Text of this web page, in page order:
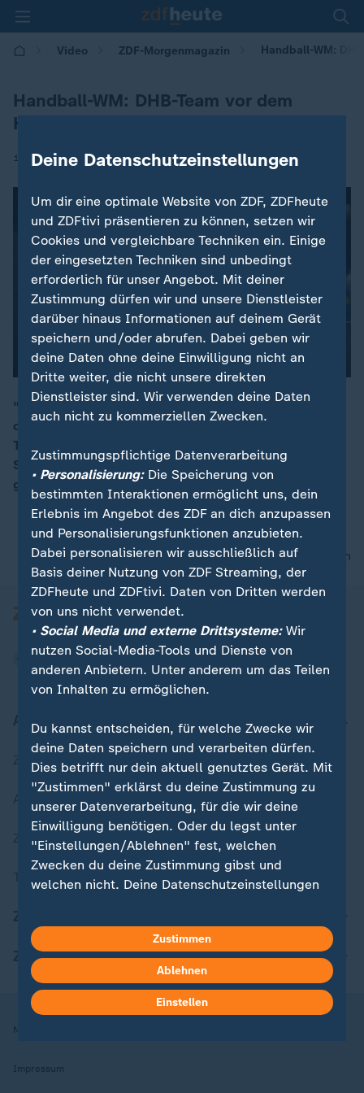
Video ZDF-Morgenmagazin Handball-WM:
Handball-WM: DHB-Team vor dem
Halbfinale
12.12.2025 | 05:30
"Wir machen alles mit Energie, dann gucken wir, was
dabei herauskommt", sagt Anja Althaus,
Teammanagerin des deutschen Frauenteams. Die
Spielerinnen haben es ins Halbfinale gegen Frankreich
geschafft.
nach oben
Aktuell bei ZDFheute
Zuletzt veröffentlicht
Aktuelle Sendungs-Videos
ZDFheute Stories
Themen im Überblick
ZDFheute Apps
Nutzungsbedingungen
Impressum
Deine Datenschutzeinstellungen
Um dir eine optimale Website von ZDF, ZDFheute
und ZDFtivi präsentieren zu können, setzen wir
Cookies und vergleichbare Techniken ein. Einige
der eingesetzten Techniken sind unbedingt
erforderlich für unser Angebot. Mit deiner
Zustimmung dürfen wir und unsere Dienstleister
darüber hinaus Informationen auf deinem Gerät
speichern und/oder abrufen. Dabei geben wir
deine Daten ohne deine Einwilligung nicht an
Dritte weiter, die nicht unsere direkten
Dienstleister sind. Wir verwenden deine Daten
auch nicht zu kommerziellen Zwecken.
Zustimmungspflichtige Datenverarbeitung
• Personalisierung:Die Speicherung von
bestimmten Interaktionen ermöglicht uns, dein
Erlebnis im Angebot des ZDF an dich anzupassen
und Personalisierungsfunktionen anzubieten.
Dabei personalisieren wir ausschließlich auf
Basis deiner Nutzung von ZDF Streaming, der
ZDFheute und ZDFtivi. Daten von Dritten werden
von uns nicht verwendet.
• Social Media und externe Drittsysteme:Wir
nutzen Social-Media-Tools und Dienste von
anderen Anbietern. Unter anderem um das Teilen
von Inhalten zu ermöglichen.
Du kannst entscheiden, für welche Zwecke wir
deine Daten speichern und verarbeiten dürfen.
Dies betrifft nur dein aktuell genutztes Gerät. Mit
"Zustimmen" erklärst du deine Zustimmung zu
unserer Datenverarbeitung, für die wir deine
Einwilligung benötigen. Oder du legst unter
"Einstellungen/Ablehnen" fest, welchen
Zwecken du deine Zustimmung gibst und
welchen nicht. Deine Datenschutzeinstellungen
in deinen Einstellungen widerrufen oder ändern.
Hier findest du das Impressum.
Weitere Informationen findest du in unserer
Datenschutzerklärung.
Zustimmen
Ablehnen
Einstellen